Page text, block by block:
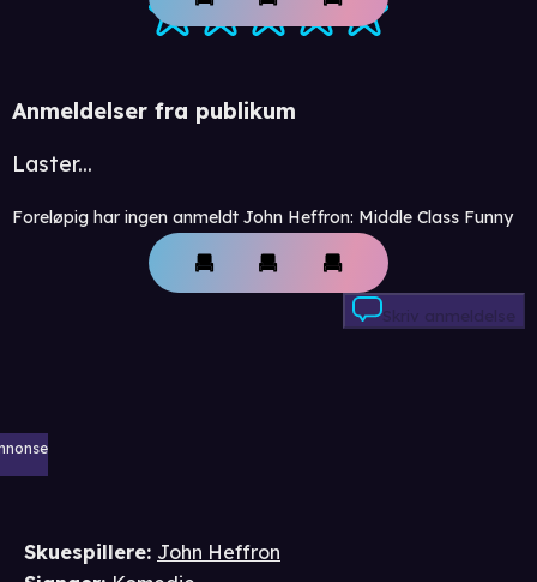
Anmeldelser fra publikum
Laster...
Foreløpig har ingen anmeldt John Heffron: Middle Class Funny
Skriv anmeldelse
Skuespillere: John Heffron